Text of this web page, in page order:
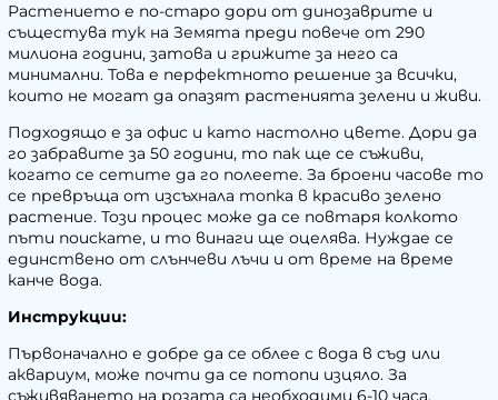
Растението е по-старо дори от динозаврите и
същестува тук на Земята преди повече от 290
милиона години, затова и грижите за него са
минимални. Това е перфектното решение за всички,
които не могат да опазят растенията зелени и живи.
Подходящо е за офис и като настолно цвете. Дори да
го забравите за 50 години, то пак ще се съживи,
когато се сетите да го полеете. За броени часове то
се превръща от изсъхнала топка в красиво зелено
растение. Този процес може да се повтаря колкото
пъти поискате, и то винаги ще оцелява. Нуждае се
единствено от слънчеви лъчи и от време на време
канче вода.
Инструкции:
Първоначално е добре да се облее с вода в съд или
аквариум, може почти да се потопи изцяло. За
съживяването на розата са необходими 6-10 часа.